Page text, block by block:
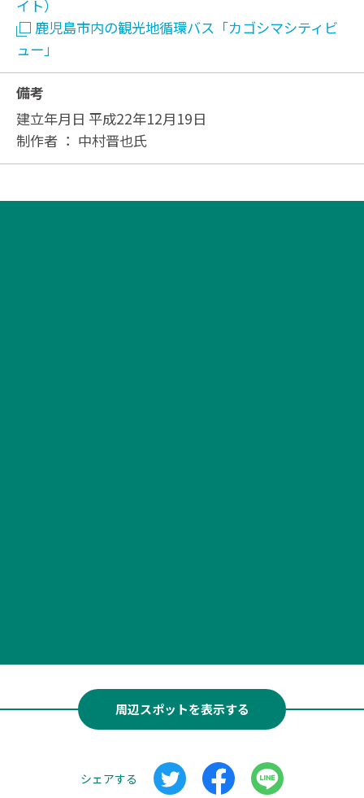
イト）
鹿児島市内の観光地循環バス「カゴシマシティビ
ュー」
備考
建立年月日 平成22年12月19日
制作者 ： 中村晋也氏
周辺スポットを表示する
シェアする